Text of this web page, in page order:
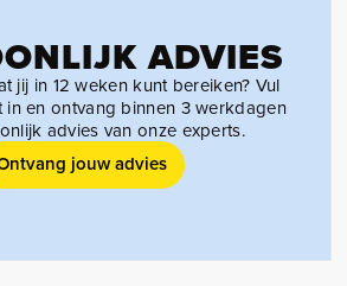
ADVIES
jij in 12 weken kunt bereiken? Vul
in en ontvang binnen 3 werkdagen
advies van onze experts.
jouw advies